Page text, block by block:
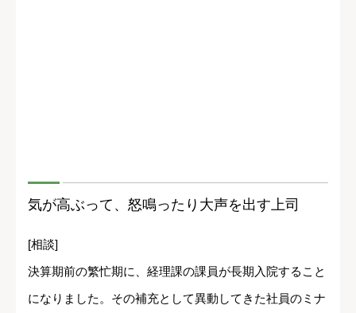
気が高ぶって、怒鳴ったり大声を出す上司
[相談]
決算期前の繁忙期に、経理課の課員が長期入院すること
になりました。その補充として異動してきた社員のミナ